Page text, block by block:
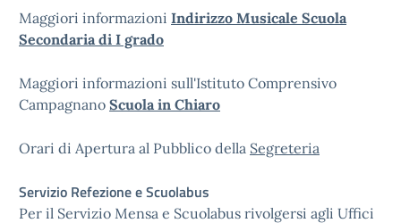
Maggiori informazioni Indirizzo Musicale Scuola
Secondaria di I grado
Maggiori informazioni sull'Istituto Comprensivo
Campagnano Scuola in Chiaro
Orari di Apertura al Pubblico della Segreteria
Servizio Refezione e Scuolabus
Per il Servizio Mensa e Scuolabus rivolgersi agli Uffici